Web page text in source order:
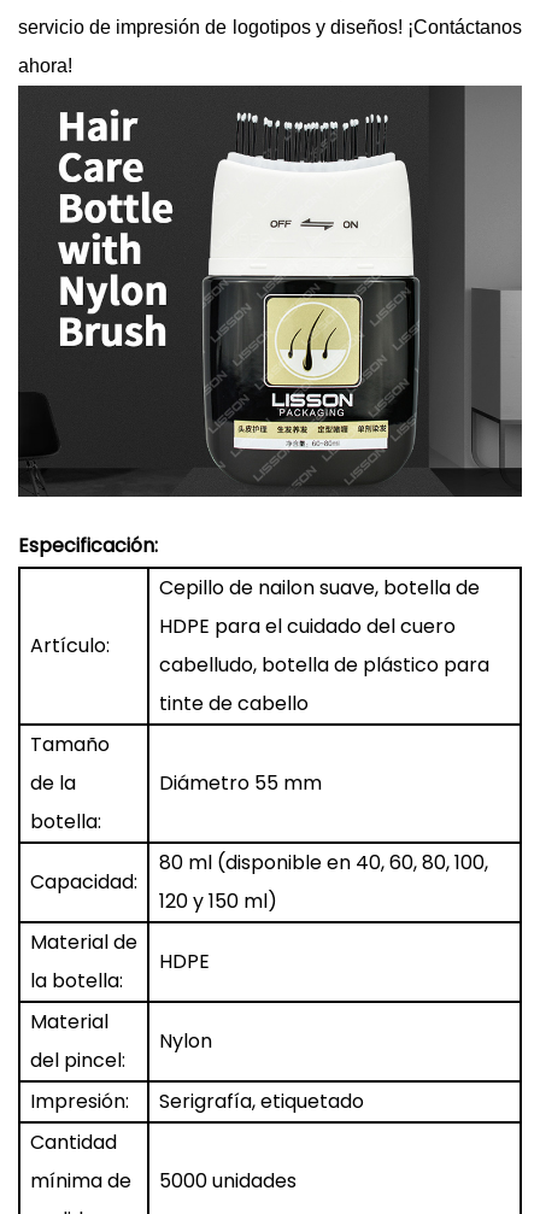
servicio de impresión de logotipos y diseños! ¡Contáctanos
ahora!
Especificación:
Artículo:
Cepillo de nailon suave, botella de
HDPE para el cuidado del cuero
cabelludo, botella de plástico para
tinte de cabello
Tamaño
de la
botella:
Diámetro 55 mm
Capacidad:
80 ml (disponible en 40, 60, 80, 100,
120 y 150 ml)
Material de
la botella:
HDPE
Material
del pincel:
Nylon
Impresión:
Serigrafía, etiquetado
Cantidad
mínima de
5000 unidades